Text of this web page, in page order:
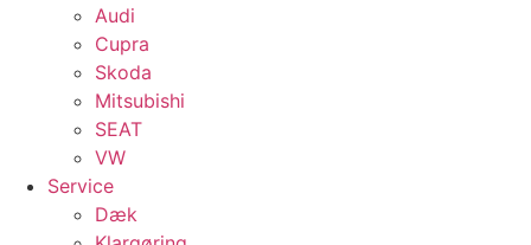
Audi
Cupra
Skoda
Mitsubishi
SEAT
VW
Service
Dæk